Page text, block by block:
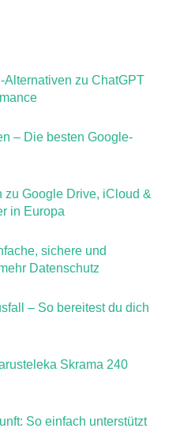
zu ChatGPT
– Die besten Google-
zu Google Drive, iCloud &
in Europa
sichere und
Datenschutz
– So bereitest du dich
Skrama 240
So einfach unterstützt